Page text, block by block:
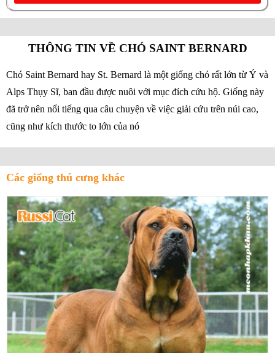
THÔNG TIN VỀ CHÓ SAINT BERNARD
Chó Saint Bernard hay St. Bernard là một giống chó rất lớn từ Ý và
Alps Thụy Sĩ, ban đầu được nuôi với mục đích cứu hộ. Giống này
đã trở nên nổi tiếng qua câu chuyện về việc giải cứu trên núi cao,
cũng như kích thước to lớn của nó
Các giống thú cưng khác